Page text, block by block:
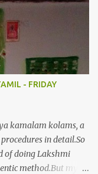
- FRIDAY
kamalam kolams, a
in detail.So
of doing Lakshmi
method.But my